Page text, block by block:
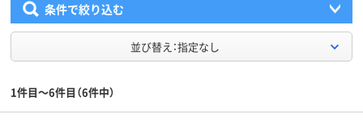
条件で絞り込む
並び替え：指定なし
1件目～6件目（6件中）